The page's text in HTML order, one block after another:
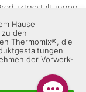
der Unternehmen
die Zeichen TM5®,
des Thermomix®
Gruppe
ist
Hause
den
Thermomix®, die
der Vorwerk-